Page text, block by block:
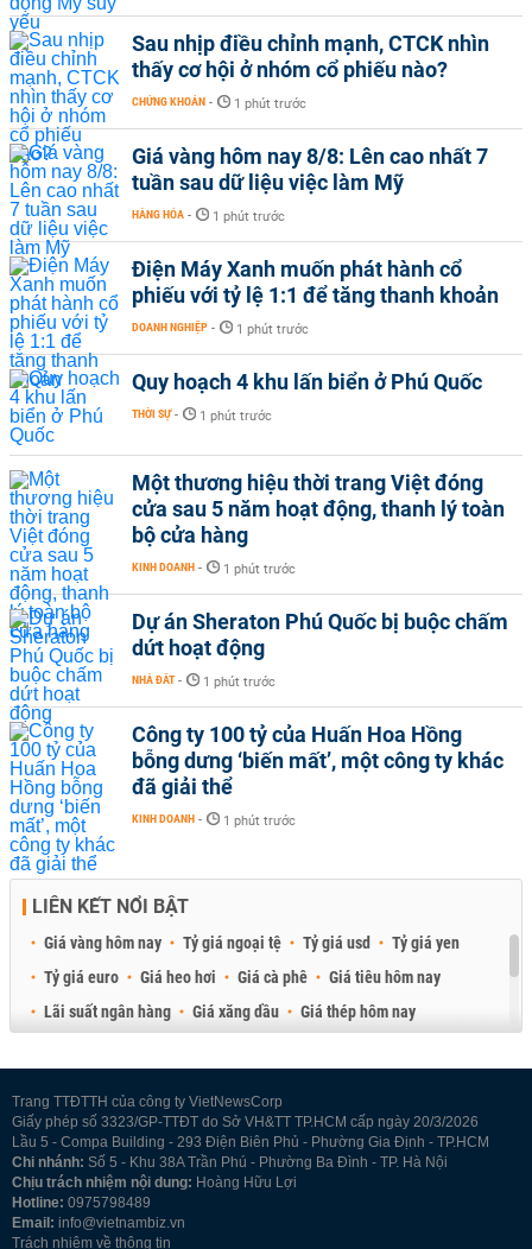
Sau nhịp điều chỉnh mạnh, CTCK nhìn
thấy cơ hội ở nhóm cổ phiếu nào?
CHỨNG KHOÁN - 1 phút trước
Giá vàng hôm nay 8/8: Lên cao nhất 7
tuần sau dữ liệu việc làm Mỹ
HÀNG HÓA - 1 phút trước
Điện Máy Xanh muốn phát hành cổ
phiếu với tỷ lệ 1:1 để tăng thanh khoản
DOANH NGHIỆP - 1 phút trước
Quy hoạch 4 khu lấn biển ở Phú Quốc
THỜI SỰ - 1 phút trước
Một thương hiệu thời trang Việt đóng
cửa sau 5 năm hoạt động, thanh lý toàn
bộ cửa hàng
KINH DOANH - 1 phút trước
Dự án Sheraton Phú Quốc bị buộc chấm
dứt hoạt động
NHÀ ĐẤT - 1 phút trước
Công ty 100 tỷ của Huấn Hoa Hồng
bỗng dưng ‘biến mất’, một công ty khác
đã giải thể
KINH DOANH - 1 phút trước
LIÊN KẾT NỔI BẬT
Giá vàng hôm nay Tỷ giá ngoại tệ Tỷ giá usd
Tỷ giá yen
Tỷ giá euro
Giá heo hơi Giá cà phê
Giá tiêu hôm nay
Lãi suất ngân hàng
Giá xăng dầu
Giá thép hôm nay
Trang TTĐTTH của công ty VietNewsCorp
Giấy phép số 3323/GP-TTĐT do Sở VH&TT TP.HCM cấp ngày 20/3/2026
Lầu 5 - Compa Building - 293 Điện Biên Phủ - Phường Gia Định - TP.HCM
Chi nhánh: Số 5 - Khu 38A Trần Phú - Phường Ba Đình - TP. Hà Nội
Chịu trách nhiệm nội dung: Hoàng Hữu Lợi
Hotline: 0975798489
Email: info@vietnambiz.vn
Trách nhiệm về thông tin